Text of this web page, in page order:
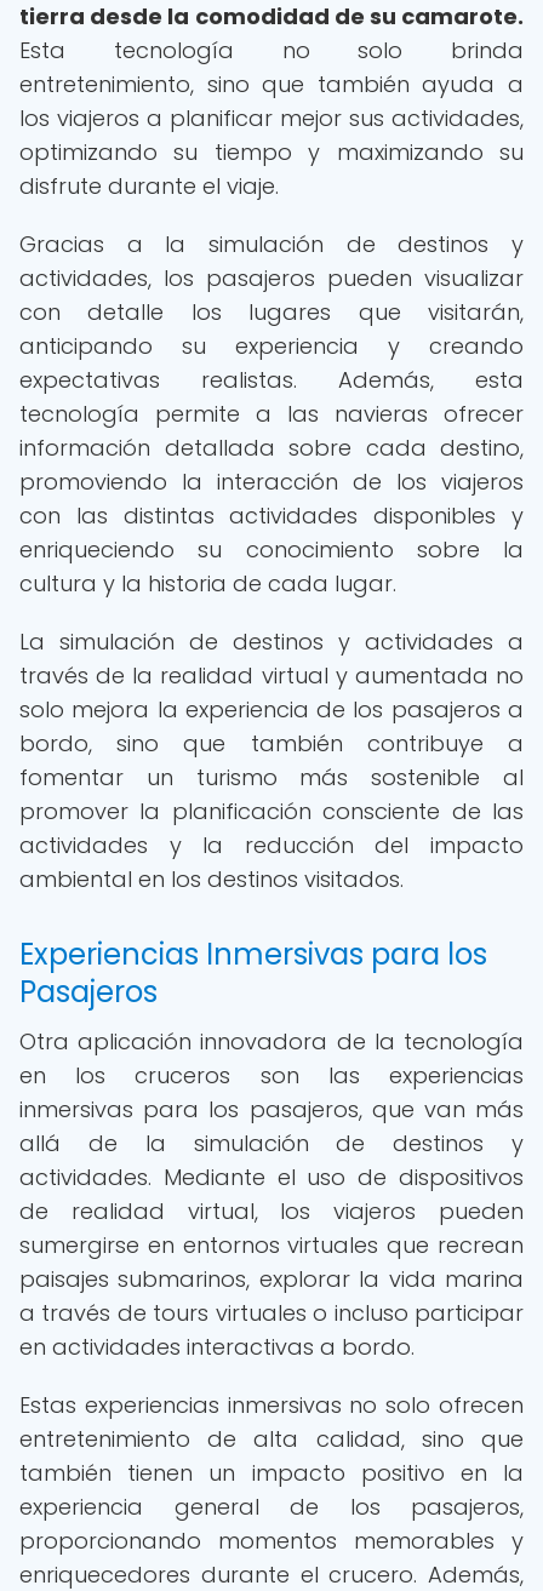
tierra desde la comodidad de su camarote.
Esta tecnología no solo brinda
entretenimiento, sino que también ayuda a
los viajeros a planificar mejor sus actividades,
optimizando su tiempo y maximizando su
disfrute durante el viaje.
Gracias a la simulación de destinos y
actividades, los pasajeros pueden visualizar
con detalle los lugares que visitarán,
anticipando su experiencia y creando
expectativas realistas. Además, esta
tecnología permite a las navieras ofrecer
información detallada sobre cada destino,
promoviendo la interacción de los viajeros
con las distintas actividades disponibles y
enriqueciendo su conocimiento sobre la
cultura y la historia de cada lugar.
La simulación de destinos y actividades a
través de la realidad virtual y aumentada no
solo mejora la experiencia de los pasajeros a
bordo, sino que también contribuye a
fomentar un turismo más sostenible al
promover la planificación consciente de las
actividades y la reducción del impacto
ambiental en los destinos visitados.
Experiencias Inmersivas para los
Pasajeros
Otra aplicación innovadora de la tecnología
en los cruceros son las experiencias
inmersivas para los pasajeros, que van más
allá de la simulación de destinos y
actividades. Mediante el uso de dispositivos
de realidad virtual, los viajeros pueden
sumergirse en entornos virtuales que recrean
paisajes submarinos, explorar la vida marina
a través de tours virtuales o incluso participar
en actividades interactivas a bordo.
Estas experiencias inmersivas no solo ofrecen
entretenimiento de alta calidad, sino que
también tienen un impacto positivo en la
experiencia general de los pasajeros,
proporcionando momentos memorables y
enriquecedores durante el crucero. Además,